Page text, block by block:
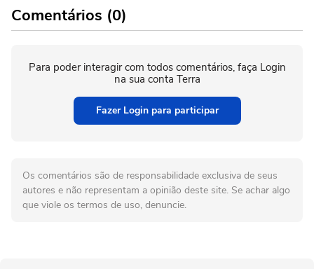
Comentários (0)
Para poder interagir com todos comentários, faça Login
na sua conta Terra
Fazer Login para participar
Os comentários são de responsabilidade exclusiva de seus
autores e não representam a opinião deste site. Se achar algo
que viole os termos de uso, denuncie.